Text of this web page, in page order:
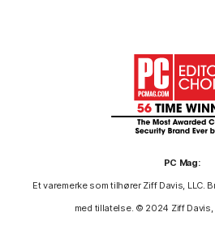
PC Mag:
Et varemerke som tilhører Ziff Davis, LLC.
med tillatelse. © 2024 Ziff Davis,